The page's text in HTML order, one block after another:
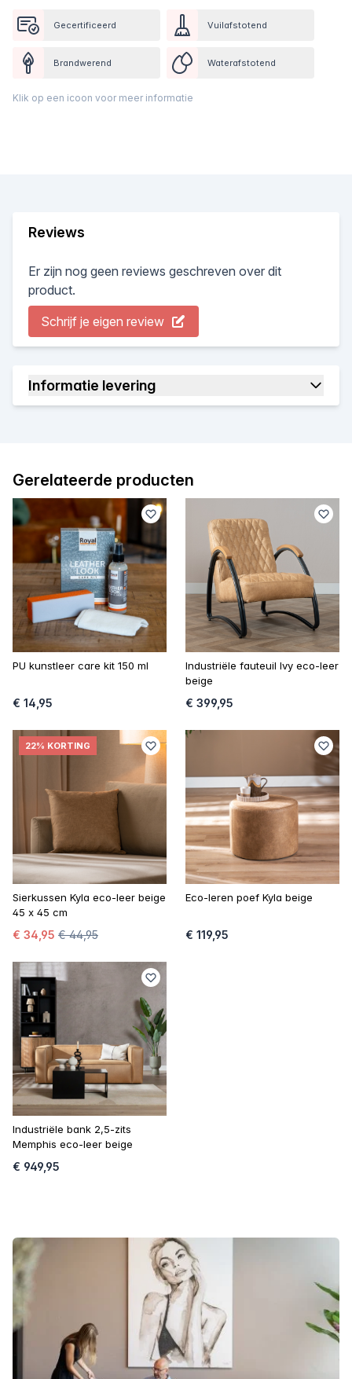
Gecertificeerd Vuilafstotend
Brandwerend Waterafstotend
Klik op een icoon voor meer informatie
Reviews
Er zijn nog geen reviews geschreven over dit
product.
Schrijf je eigen review
Informatie levering
Gerelateerde producten
PU kunstleer care kit 150 ml
€ 14,95
Industriële fauteuil Ivy eco-leer
beige
€ 399,95
22% KORTING
Sierkussen Kyla eco-leer beige
45 x 45 cm
€ 34,95 € 44,95
Eco-leren poef Kyla beige
€ 119,95
Industriële bank 2,5-zits
Memphis eco-leer beige
€ 949,95